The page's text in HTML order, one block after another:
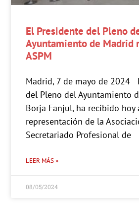
El Presidente del Pleno
Ayuntamiento de Madrid
ASPM
Madrid, 7 de mayo de 2024
del Pleno del Ayuntamiento
Borja Fanjul, ha recibido hoy
representación de la
Secretariado Profesional de
LEER MÁS »
08/05/2024